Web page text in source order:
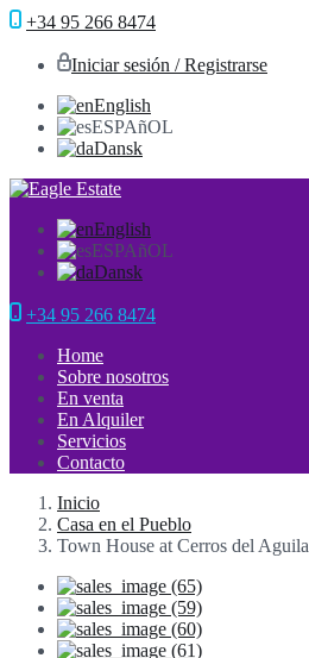
+34 95 266 8474
Iniciar sesión / Registrarse
English
ESPAñOL
Dansk
English
ESPAñOL
Dansk
+34 95 266 8474
Home
Sobre nosotros
En venta
En Alquiler
Servicios
Contacto
Inicio
Casa en el Pueblo
Town House at Cerros del Aguila